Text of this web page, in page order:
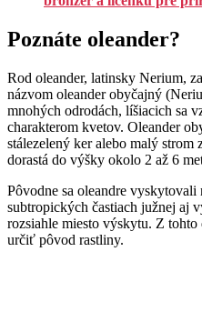
Poznáte oleander?
Rod oleander, latinsky Nerium,
názvom oleander obyčajný
mnohých odrodách, líšiacich sa
charakterom kvetov. Oleander
stálezelený ker alebo malý
dorastá do výšky okolo 2 až 6
Pôvodne sa oleandre
subtropických častiach južnej aj
rozsiahle miesto výskytu. Z
určiť pôvod rastliny.